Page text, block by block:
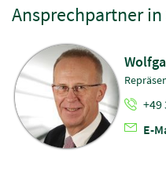
Ansprechpartner
+49
E-